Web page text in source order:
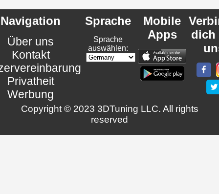
Navigation
Über uns
Kontakt
Privatheit
Werbung
Sprache
Sprache
auswählen:
Mobile
Apps
dich
Copyright © 2023 3DTuning LLC. All rights
reserved